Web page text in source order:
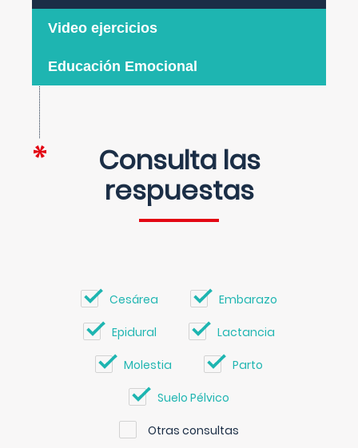
Video ejercicios
Educación Emocional
Consulta las
respuestas
Cesárea Embarazo
Epidural Lactancia
Molestia Parto
Suelo Pélvico
Otras consultas